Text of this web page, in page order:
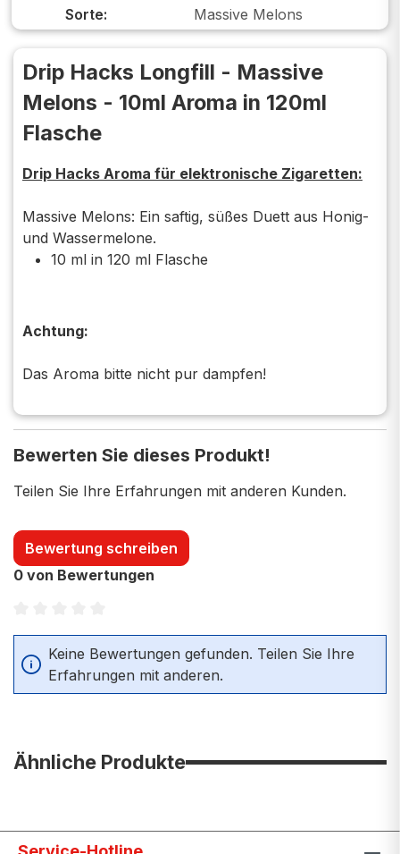
Sorte:
Massive Melons
Drip Hacks Longfill - Massive
Melons - 10ml Aroma in 120ml
Flasche
Drip Hacks Aroma für elektronische Zigaretten:
Massive Melons: Ein saftig, süßes Duett aus Honig-
und Wassermelone.
10 ml in 120 ml Flasche
Achtung:
Das Aroma bitte nicht pur dampfen!
Bewerten Sie dieses Produkt!
Teilen Sie Ihre Erfahrungen mit anderen Kunden.
Bewertung schreiben
0 von Bewertungen
Durchschnittliche Bewertung von 0 von 5 Sternen
Keine Bewertungen gefunden. Teilen Sie Ihre
Erfahrungen mit anderen.
Ähnliche Produkte